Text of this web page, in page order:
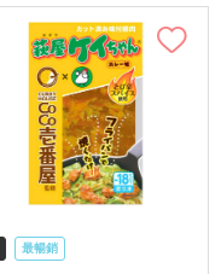
最暢銷